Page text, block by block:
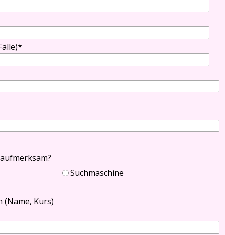
*
Suchmaschine
(Name, Kurs)